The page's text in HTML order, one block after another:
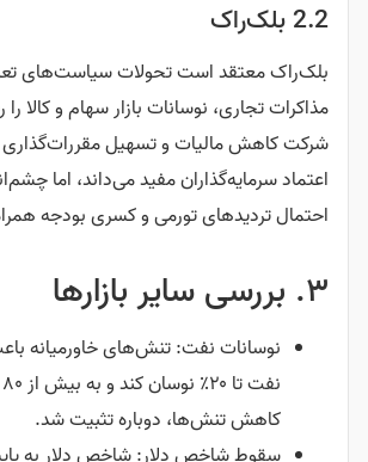
2.2 بلک‌راک
بلک‌راک معتقد است تحولات سیاست‌های
مذاکرات تجاری، نوسانات بازار سهام و کالا
شرکت کاهش مالیات و تسهیل مقررات‌گذاری
اعتماد سرمایه‌گذاران مفید می‌داند، اما
احتمال تردیدهای تورمی و کسری بودجه
۳. بررسی سایر بازارها
نوسانات نفت: تنش‌های خاورمیانه
کاهش تنش‌ها، دوباره تثبیت شد.